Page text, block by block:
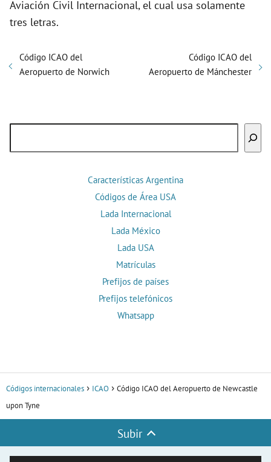
Aviación Civil Internacional, el cual usa solamente
tres letras.
Código ICAO del
Aeropuerto de Norwich
Código ICAO del
Aeropuerto de Mánchester
Características Argentina
Códigos de Área USA
Lada Internacional
Lada México
Lada USA
Matrículas
Prefijos de países
Prefijos telefónicos
Whatsapp
Códigos internacionales ICAO
Código ICAO del Aeropuerto de Newcastle
upon Tyne
Subir